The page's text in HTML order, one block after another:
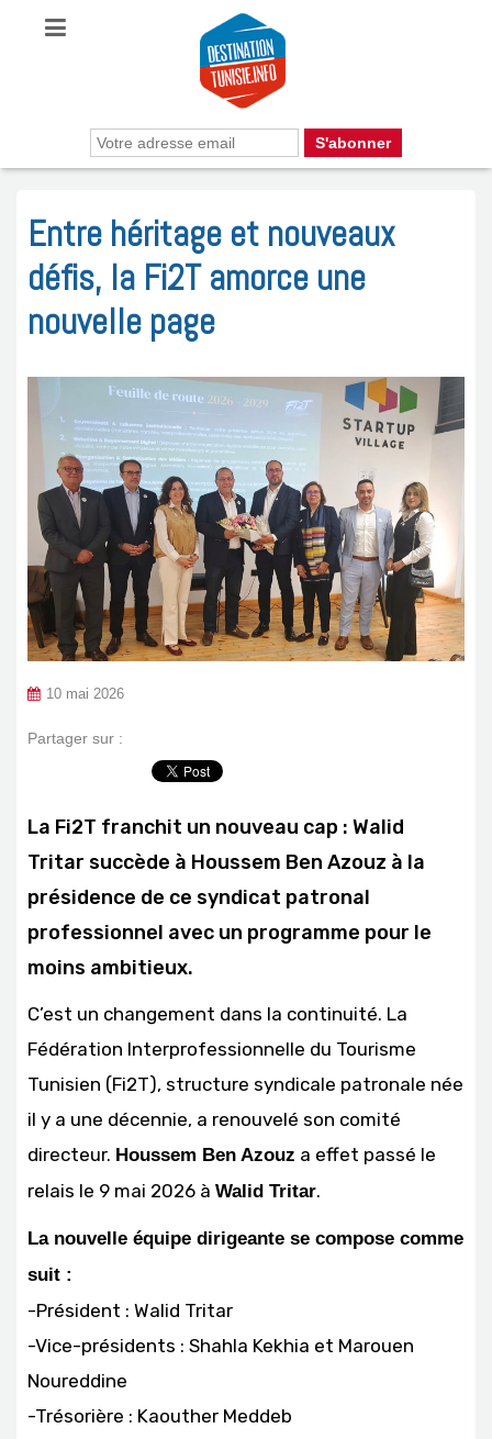
Entre héritage et nouveaux
défis, la Fi2T amorce une
nouvelle page
10 mai 2026
Partager sur :
La Fi2T franchit un nouveau cap : Walid
Tritar succède à Houssem Ben Azouz à la
présidence de ce syndicat patronal
professionnel avec un programme pour le
moins ambitieux.
C’est un changement dans la continuité. La
Fédération Interprofessionnelle du Tourisme
Tunisien (Fi2T), structure syndicale patronale née
il y a une décennie, a renouvelé son comité
directeur. Houssem Ben Azouz a effet passé le
relais le 9 mai 2026 à Walid Tritar.
La nouvelle équipe dirigeante se compose comme
suit :
-Président : Walid Tritar
-Vice-présidents : Shahla Kekhia et Marouen
Noureddine
-Trésorière : Kaouther Meddeb